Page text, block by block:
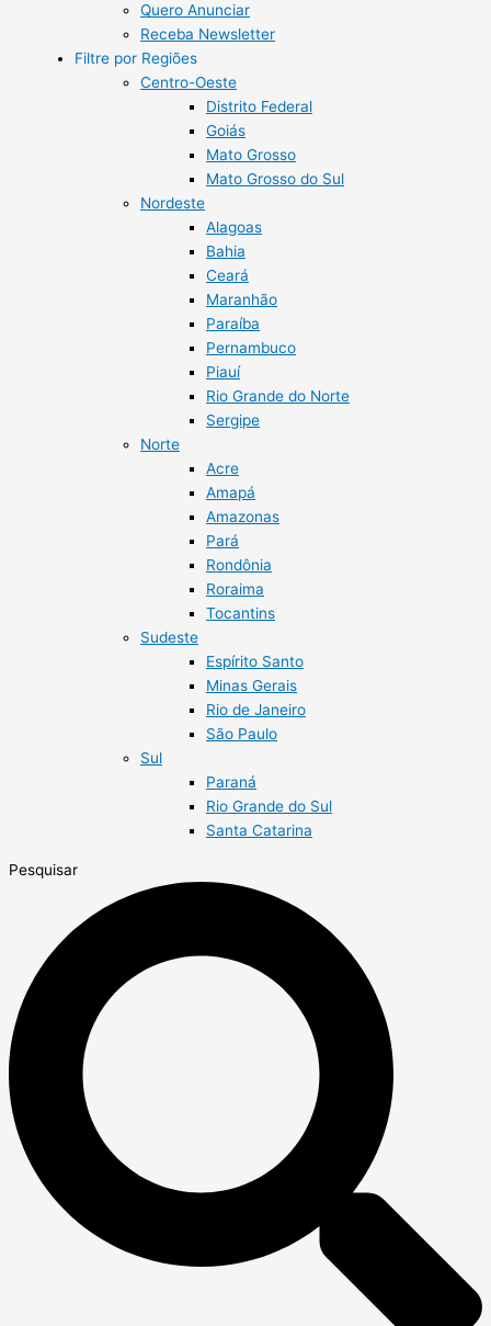
Quero Anunciar
Receba Newsletter
Filtre por Regiões
Centro-Oeste
Distrito Federal
Goiás
Mato Grosso
Mato Grosso do Sul
Nordeste
Alagoas
Bahia
Ceará
Maranhão
Paraíba
Pernambuco
Piauí
Rio Grande do Norte
Sergipe
Norte
Acre
Amapá
Amazonas
Pará
Rondônia
Roraima
Tocantins
Sudeste
Espírito Santo
Minas Gerais
Rio de Janeiro
São Paulo
Sul
Paraná
Rio Grande do Sul
Santa Catarina
Pesquisar